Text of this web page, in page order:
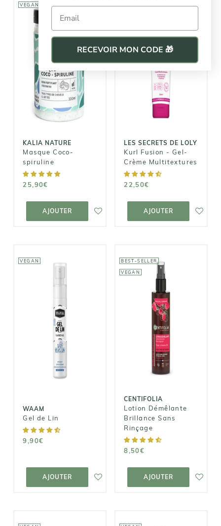
VEGAN
KALIA NATURE
Masque Coco-
spiruline
25,90€
AJOUTER
KALIA NATURE
Masque Coco-
spiruline
25,90€
AJOUTER AU
PANIER
LES SECRETS DE LOLY
Kurl Fusion - Gel-
Crème Multitextures
22,50€
AJOUTER
LES SECRETS
DE LOLY
Kurl Fusion -
Gel-Crème
Multitextures
AJOUTER AU
PANIER
VEGAN
WAAM
Gel de Lin
9,90€
AJOUTER
WAAM
Gel de Lin
9,90€
AJOUTER AU
PANIER
BEST-SELLER
VEGAN
CENTIFOLIA
Lotion Démêlante
Brillance Sans
Rinçage
8,50€
AJOUTER
CENTIFOLIA
Lotion
Démêlante
Brillance Sans
Rinçage
AJOUTER AU
PANIER
Email
RECEVOIR MON CODE 🎁